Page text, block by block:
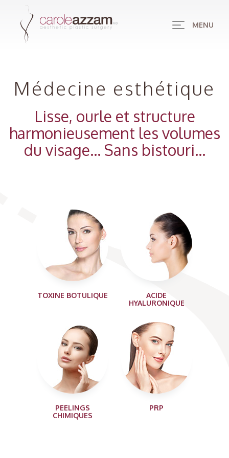
MENU
Médecine esthétique
Lisse, ourle et structure
harmonieusement les volumes
du visage... Sans bistouri...
TOXINE BOTULIQUE
ACIDE
HYALURONIQUE
PEELINGS
CHIMIQUES
PRP